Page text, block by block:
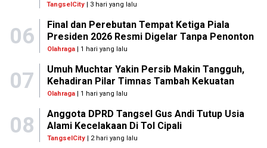
TangselCity | 3 hari yang lalu
06
Final dan Perebutan Tempat Ketiga Piala
Presiden 2026 Resmi Digelar Tanpa Penonton
Olahraga| 1 hari yang lalu
07
Umuh Muchtar Yakin Persib Makin Tangguh,
Kehadiran Pilar Timnas Tambah Kekuatan
Olahraga| 1 hari yang lalu
08
Anggota DPRD Tangsel Gus Andi Tutup Usia
Alami Kecelakaan Di Tol Cipali
TangselCity| 2 hari yang lalu